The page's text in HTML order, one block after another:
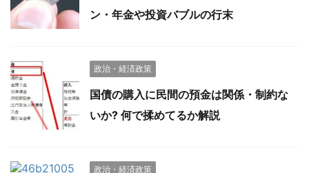
ン・年金や投資バブルの行末
政治・経済政策
国債の購入に民間の預金は関係・制約な
いか? 何で揉めてるか解説
政治・経済政策